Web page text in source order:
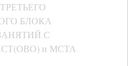
БЛОКА
С
и МСТА